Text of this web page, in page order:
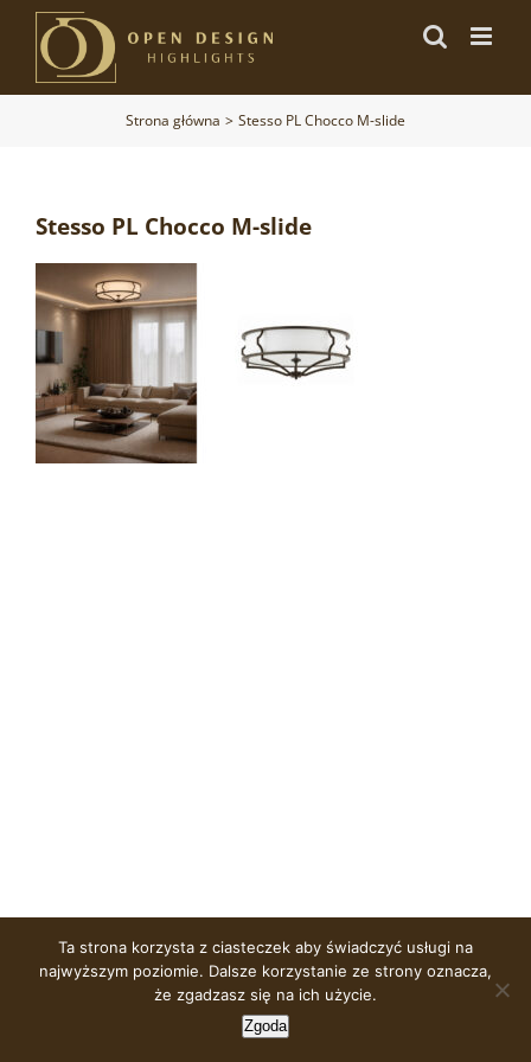
Przejdź
zawartości
Strona główna Stesso PL Chocco M-slide
Stesso PL Chocco M-slide
© Copyright2026 | OPEN DESIGN HIGHLIGHTS | Polityka
| Projekt & Wykonanie
Ta strona korzysta z ciasteczek aby świadczyć usługi na
najwyższym poziomie. Dalsze korzystanie ze strony oznacza,
że zgadzasz się na ich użycie.
Zgoda